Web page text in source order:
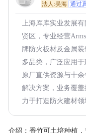
法人:吴海 通过
上海厍库实业发展
贤区，专业经营
牌防火板材及金属
多品类，广泛应用
原厂直供资源与十
解决方案，业务覆
力于打造防火建材领
介绍： 香竹可土培种植